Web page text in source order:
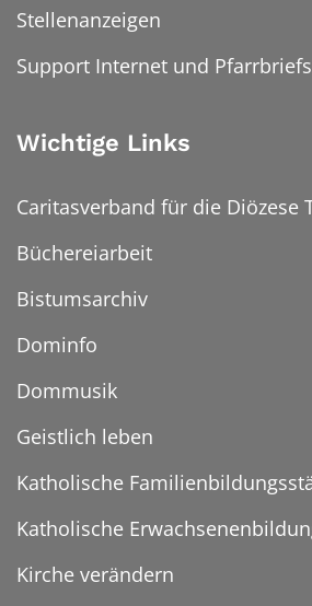
Stellenanzeigen
Support Internet und
Wichtige Links
Caritasverband für die Diözese
Büchereiarbeit
Bistumsarchiv
Dominfo
Dommusik
Geistlich leben
Katholische
Katholische
Kirche verändern